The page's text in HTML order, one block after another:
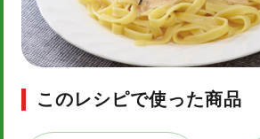
このレシピで使った商品